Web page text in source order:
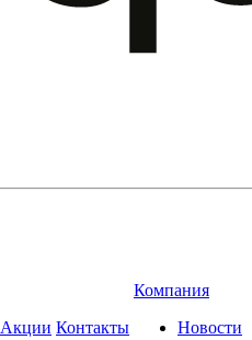
Акции Контакты
Компания
Новости